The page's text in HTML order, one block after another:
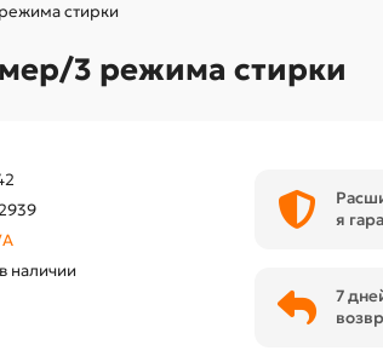
стирки
3 режима стирки
наличии
я
7